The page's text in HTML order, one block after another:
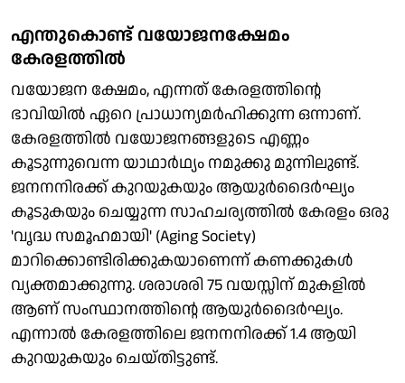
എന്തുകൊണ്ട് വയോജനക്ഷേമം
കേരളത്തില്‍
വയോജന ക്ഷേമം, എന്നത് കേരളത്തിന്റെ
ഭാവിയില്‍ ഏറെ പ്രാധാന്യമര്‍ഹിക്കുന്ന ഒന്നാണ്.
കേരളത്തില്‍ വയോജനങ്ങളുടെ എണ്ണം
കൂടുന്നുവെന്ന യാഥാര്‍ഥ്യം നമുക്കു മുന്നിലുണ്ട്.
ജനനനിരക്ക് കുറയുകയും ആയുര്‍ദൈര്‍ഘ്യം
കൂടുകയും ചെയ്യുന്ന സാഹചര്യത്തില്‍ കേരളം ഒരു
'വൃദ്ധ സമൂഹമായി' (Aging Society)
മാറിക്കൊണ്ടിരിക്കുകയാണെന്ന് കണക്കുകള്‍
വ്യക്തമാക്കുന്നു. ശരാശരി 75 വയസ്സിന് മുകളില്‍
ആണ് സംസ്ഥാനത്തിന്റെ ആയുര്‍ദൈര്‍ഘ്യം.
എന്നാല്‍ കേരളത്തിലെ ജനനനിരക്ക് 1.4 ആയി
കുറയുകയും ചെയ്തിട്ടുണ്ട്.